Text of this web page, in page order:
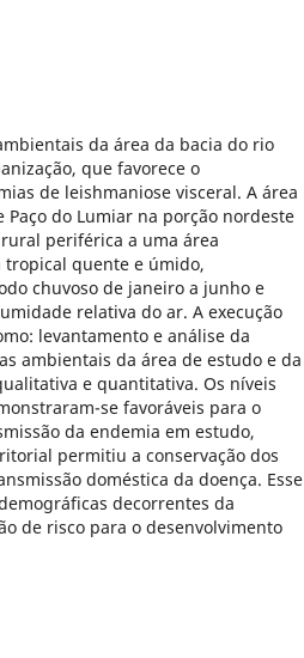
da área da bacia do rio
que favorece o
de leishmaniose visceral. A área
do Lumiar na porção nordeste
periférica a uma área
quente e úmido,
chuvoso de janeiro a junho e
relativa do ar. A execução
levantamento e análise da
ambientais da área de estudo e da
e quantitativa. Os níveis
se favoráveis para o
da endemia em estudo,
permitiu a conservação dos
doméstica da doença. Esse
decorrentes da
de risco para o desenvolvimento